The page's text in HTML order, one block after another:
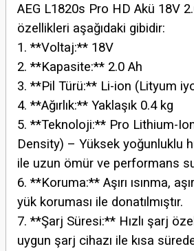
AEG L1820s Pro HD Akü 18V
özellikleri aşağıdaki gibidir:
1. **Voltaj:** 18V
2. **Kapasite:** 2.0 Ah
3. **Pil Türü:** Li-ion (Lityum
4. **Ağırlık:** Yaklaşık 0.4 kg
5. **Teknoloji:** Pro Lithium-
Density) – Yüksek yoğunluklu
ile uzun ömür ve performans
6. **Koruma:** Aşırı ısınma,
yük koruması ile donatılmıştır.
7. **Şarj Süresi:** Hızlı şarj
uygun şarj cihazı ile kısa